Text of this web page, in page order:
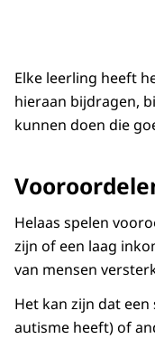
Elke leerling heeft
hieraan bijdragen,
kunnen doen die
Helaas spelen
zijn of een laag
van mensen
Het kan zijn dat
autisme heeft) of